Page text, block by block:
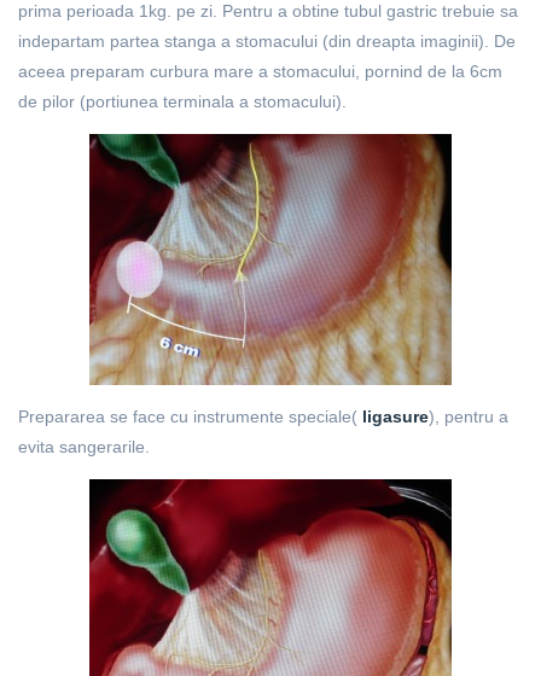
prima perioada 1kg. pe zi. Pentru a obtine tubul gastric trebuie sa
indepartam partea stanga a stomacului (din dreapta imaginii). De
aceea preparam curbura mare a stomacului, pornind de la 6cm
de pilor (portiunea terminala a stomacului).
Prepararea se face cu instrumente speciale( ligasure), pentru a
evita sangerarile.